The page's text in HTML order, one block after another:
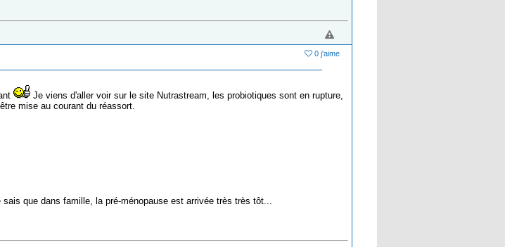
0 j'aime
Je viens d'aller voir sur le site Nutrastream, les probiotiques sont en rupture,
mise au courant du réassort.
que dans famille, la pré-ménopause est arrivée très très tôt...